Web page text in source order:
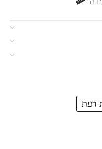
דעת